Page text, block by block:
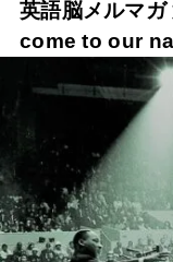
英語脳メルマ
come to our